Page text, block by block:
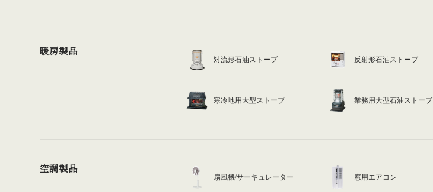
暖房製品
対流形石油ストーブ 反射形石油ストーブ
寒冷地用大型ストーブ 業務用大型石油ストーブ
空調製品
扇風機/サーキュレーター 窓用エアコン